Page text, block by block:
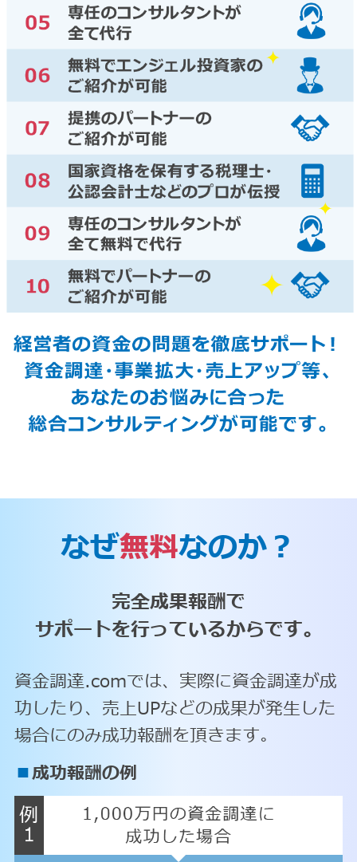
なぜ無料なのか？
完全成果報酬で
サポートを行っているからです。
資金調達.comでは、実際に資金調達が成
功したり、売上UPなどの成果が発生した
場合にのみ成功報酬を頂きます。
■成功報酬の例